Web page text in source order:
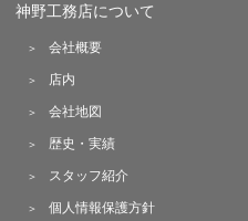
神野工務店について
会社概要
店内
会社地図
歴史・実績
スタッフ紹介
個人情報保護方針